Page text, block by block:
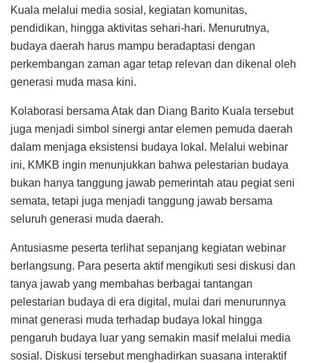
Kuala melalui media sosial, kegiatan komunitas,
pendidikan, hingga aktivitas sehari-hari. Menurutnya,
budaya daerah harus mampu beradaptasi dengan
perkembangan zaman agar tetap relevan dan dikenal oleh
generasi muda masa kini.
Kolaborasi bersama Atak dan Diang Barito Kuala tersebut
juga menjadi simbol sinergi antar elemen pemuda daerah
dalam menjaga eksistensi budaya lokal. Melalui webinar
ini, KMKB ingin menunjukkan bahwa pelestarian budaya
bukan hanya tanggung jawab pemerintah atau pegiat seni
semata, tetapi juga menjadi tanggung jawab bersama
seluruh generasi muda daerah.
Antusiasme peserta terlihat sepanjang kegiatan webinar
berlangsung. Para peserta aktif mengikuti sesi diskusi dan
tanya jawab yang membahas berbagai tantangan
pelestarian budaya di era digital, mulai dari menurunnya
minat generasi muda terhadap budaya lokal hingga
pengaruh budaya luar yang semakin masif melalui media
sosial. Diskusi tersebut menghadirkan suasana interaktif